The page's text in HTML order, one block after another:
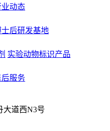
业动态
士后研发基地
实验动物标识产品
后服务
大道西N3号